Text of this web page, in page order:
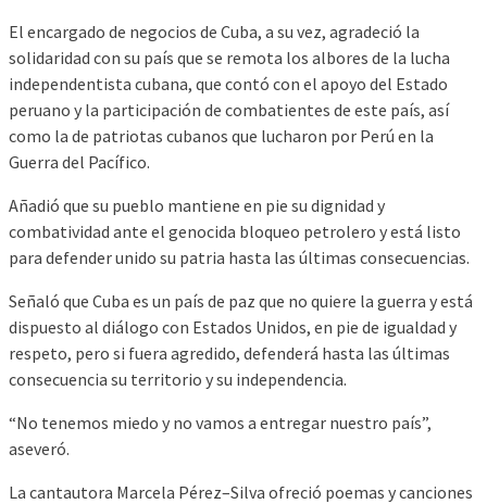
El encargado de negocios de Cuba, a su vez, agradeció la
solidaridad con su país que se remota los albores de la lucha
independentista cubana, que contó con el apoyo del Estado
peruano y la participación de combatientes de este país, así
como la de patriotas cubanos que lucharon por Perú en la
Guerra del Pacífico.
Añadió que su pueblo mantiene en pie su dignidad y
combatividad ante el genocida bloqueo petrolero y está listo
para defender unido su patria hasta las últimas consecuencias.
Señaló que Cuba es un país de paz que no quiere la guerra y está
dispuesto al diálogo con Estados Unidos, en pie de igualdad y
respeto, pero si fuera agredido, defenderá hasta las últimas
consecuencia su territorio y su independencia.
“No tenemos miedo y no vamos a entregar nuestro país”,
aseveró.
La cantautora Marcela Pérez–Silva ofreció poemas y canciones